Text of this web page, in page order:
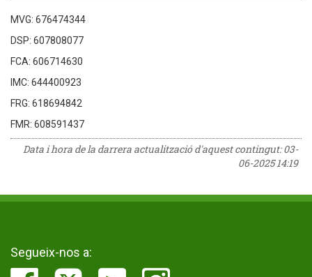
MVG: 676474344
DSP: 607808077
FCA: 606714630
IMC: 644400923
FRG: 618694842
FMR: 608591437
Data i hora de la darrera actualització d'aquest contingut:03-
06-2025 14:19
Segueix-nos a: